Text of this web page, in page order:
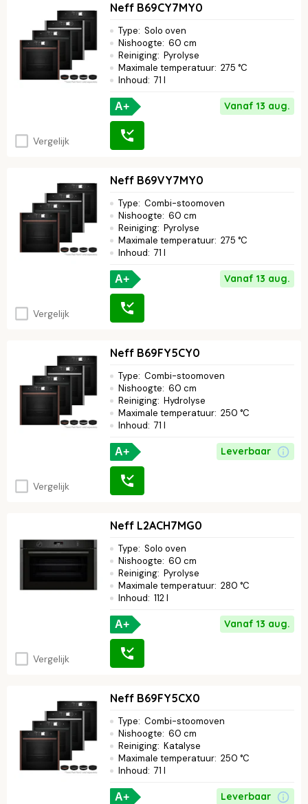
Vergelijk
Neff B69CY7MY0
Type: Solo oven
Nishoogte: 60 cm
Reiniging: Pyrolyse
Maximale temperatuur: 275 °C
Inhoud: 71 l
A+ Vanaf 13 aug.
Vergelijk
Neff B69VY7MY0
Type: Combi-stoomoven
Nishoogte: 60 cm
Reiniging: Pyrolyse
Maximale temperatuur: 275 °C
Inhoud: 71 l
A+ Vanaf 13 aug.
Vergelijk
Neff B69FY5CY0
Type: Combi-stoomoven
Nishoogte: 60 cm
Reiniging: Hydrolyse
Maximale temperatuur: 250 °C
Inhoud: 71 l
A+ Leverbaar
Vergelijk
Neff L2ACH7MG0
Type: Solo oven
Nishoogte: 60 cm
Reiniging: Pyrolyse
Maximale temperatuur: 280 °C
Inhoud: 112 l
A+ Vanaf 13 aug.
Neff B69FY5CX0
Type: Combi-stoomoven
Nishoogte: 60 cm
Reiniging: Katalyse
Maximale temperatuur: 250 °C
Inhoud: 71 l
A+ Leverbaar